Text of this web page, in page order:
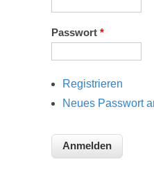
Passwort *
Registrieren
Neues Passwort